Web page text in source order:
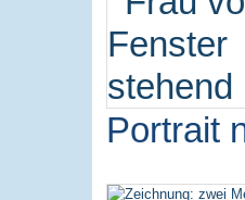
Portrait